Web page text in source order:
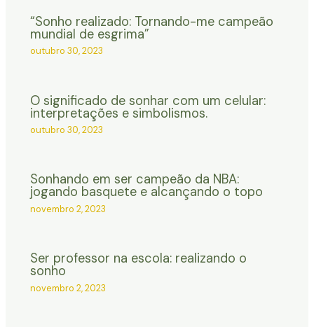
“Sonho realizado: Tornando-me campeão
mundial de esgrima”
outubro 30, 2023
O significado de sonhar com um celular:
interpretações e simbolismos.
outubro 30, 2023
Sonhando em ser campeão da NBA:
jogando basquete e alcançando o topo
novembro 2, 2023
Ser professor na escola: realizando o
sonho
novembro 2, 2023